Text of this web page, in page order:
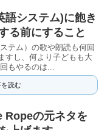
語システム)に飽き
る前にすること
テム）の歌や朗読も何回
すし、何より子どもも大
もやるのは...
読む
の元ネタを